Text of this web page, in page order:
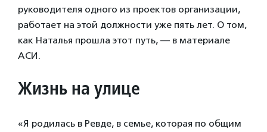
руководителя одного из проектов организации,
работает на этой должности уже пять лет. О том,
как Наталья прошла этот путь, — в материале
АСИ.
Жизнь на улице
«Я родилась в Ревде, в семье, которая по общим